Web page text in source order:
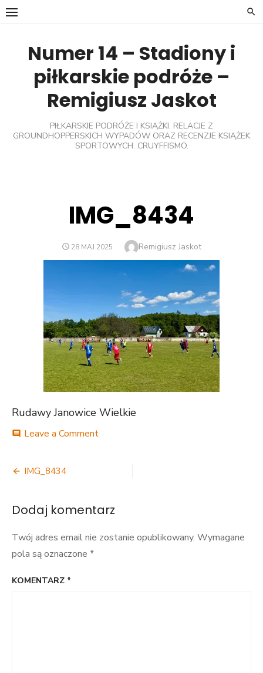
Skip
Numer 14 – Stadiony i
piłkarskie podróże –
Remigiusz Jaskot
PIŁKARSKIE PODRÓŻE I KSIĄŻKI. RELACJE Z
GROUNDHOPPERSKICH WYPADÓW ORAZ RECENZJE KSIĄŻEK
SPORTOWYCH. CRUYFFISMO.
IMG_8434
POSTED
28 MAJ 2025 Author
Remigiusz Jaskot
Rudawy Janowice Wielkie
comment Leave a Commenton
Nawigacja
IMG_8434
Dodaj komentarz
Twój adres email nie zostanie opublikowany. Wymagane
pola są oznaczone *
KOMENTARZ *